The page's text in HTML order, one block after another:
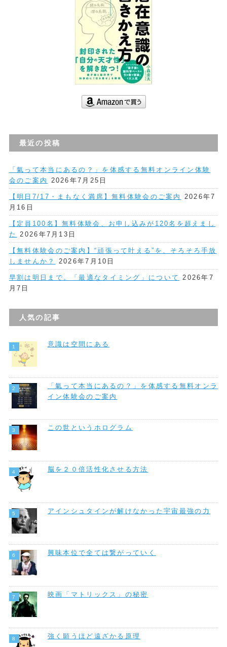
最近の投稿
「氣って本当にあるの？」を体感する無料オンライン体験
会のご案内
2026年7月25日
【明日7/17・まもなく満席】無料体験会のご案内
2026年7
月16日
【定員100名】無料体験会、お申し込みが120名を超えまし
た
2026年7月13日
【無料体験会のご案内】“頑張って叶える”を、そろそろ手放
しませんか？
2026年7月10日
早割は明日まで。「最適なタイミング」について
2026年7
月7日
人気の記事
意識は空間にある
「氣って本当にあるの？」を体感する無料オンラ
イン体験会のご案内
この世というホログラム
脳を２０倍活性化させる方法
アインシュタインが解けなかった宇宙最強の力
興味本位で全ては繋がっていく
映画「マトリックス」の秘密
強く願うほど遠ざかる原理